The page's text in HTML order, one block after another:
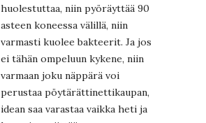
huolestuttaa, niin pyöräyttää 90
asteen koneessa välillä, niin
varmasti kuolee bakteerit. Ja jos
ei tähän ompeluun kykene, niin
varmaan joku näppärä voi
perustaa pöytärättinettikaupan,
idean saa varastaa vaikka heti ja